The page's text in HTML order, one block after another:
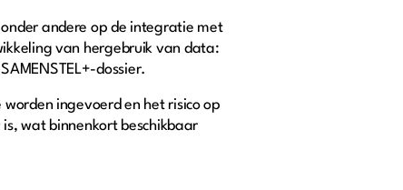
andere op de integratie met
van hergebruik van data:
dossier.
ingevoerd en het risico op
wat binnenkort beschikbaar